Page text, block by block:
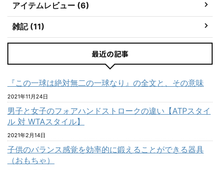
アイテムレビュー (6)
雑記 (11)
最近の記事
『この一球は絶対無二の一球なり』の全文と、その意味
2021年11月24日
男子と女子のフォアハンドストロークの違い【ATPスタイ
ル 対 WTAスタイル】
2021年2月14日
子供のバランス感覚を効率的に鍛えることができる器具
（おもちゃ）